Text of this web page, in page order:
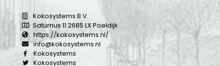
Kokosystems B.V.
Saturnus 11 2685 LX Poeldijk
https://kokosystems.nl/
info@kokosystems.nl
Kokosystems
Kokosystems